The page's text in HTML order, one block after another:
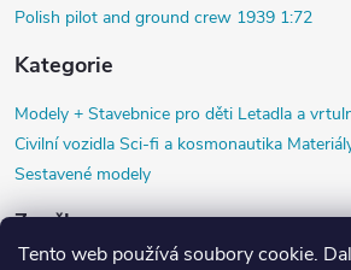
Tento web používá soubory cookie.
Polish pilot and ground crew 1939 1:72
Kategorie
Modely + Stavebnice pro děti Letadla a
Civilní vozidla Sci-fi a kosmonautika
Sestavené modely
Značky